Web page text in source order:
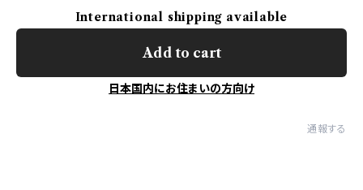
International shipping available
Add to cart
日本国内にお住まいの方向け
通報する